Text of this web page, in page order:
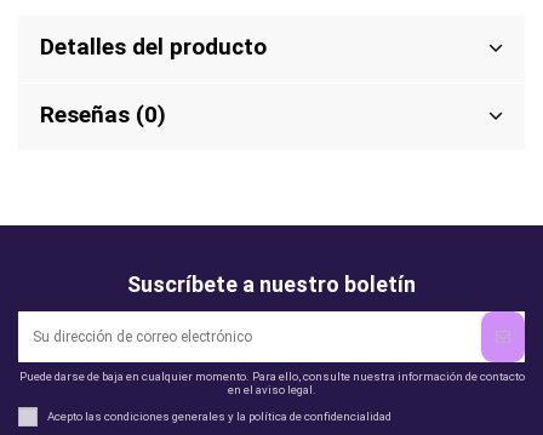
Detalles del producto
Reseñas (0)
Suscríbete a nuestro boletín
Puede darse de baja en cualquier momento. Para ello, consulte nuestra información de contacto
en el aviso legal.
Acepto las condiciones generales y la política de confidencialidad